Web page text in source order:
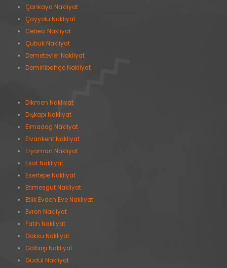
Çankaya Nakliyat
Çayyolu Nakliyat
Cebeci Nakliyat
Çubuk Nakliyat
Demetevler Nakliyat
Demirlibahçe Nakliyat
Dikmen Nakliyat
Dışkapı Nakliyat
Elmadağ Nakliyat
Elvankent Nakliyat
Eryaman Nakliyat
Esat Nakliyat
Esertepe Nakliyat
Etimesgut Nakliyat
Etlik Evden Eve Nakliyat
Evren Nakliyat
Fatih Nakliyat
Göksu Nakliyat
Gölbaşı Nakliyat
Güdül Nakliyat